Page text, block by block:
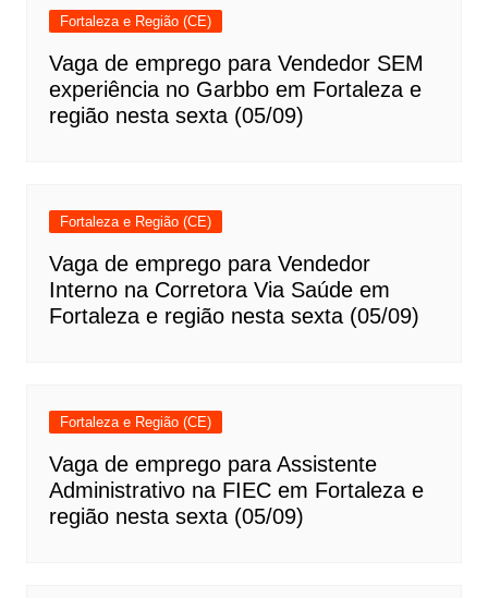
Fortaleza e Região (CE)
Vaga de emprego para Vendedor SEM
experiência no Garbbo em Fortaleza e
região nesta sexta (05/09)
Fortaleza e Região (CE)
Vaga de emprego para Vendedor
Interno na Corretora Via Saúde em
Fortaleza e região nesta sexta (05/09)
Fortaleza e Região (CE)
Vaga de emprego para Assistente
Administrativo na FIEC em Fortaleza e
região nesta sexta (05/09)